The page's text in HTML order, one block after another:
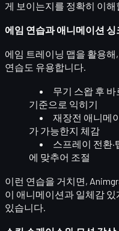
게 보이는지를 정확히 이
에임 연습과 애니메이션 싱
에임 트레이닝 맵을 활용
연습도 유용합니다.
무기 스왑 후 바
기준으로 익히기
재장전 애니메
가 가능한지 체감
스프레이 전환·
에 맞추어 조절
이런 연습을 거치면,
이 애니메이션과 일체감 있
있습니다.